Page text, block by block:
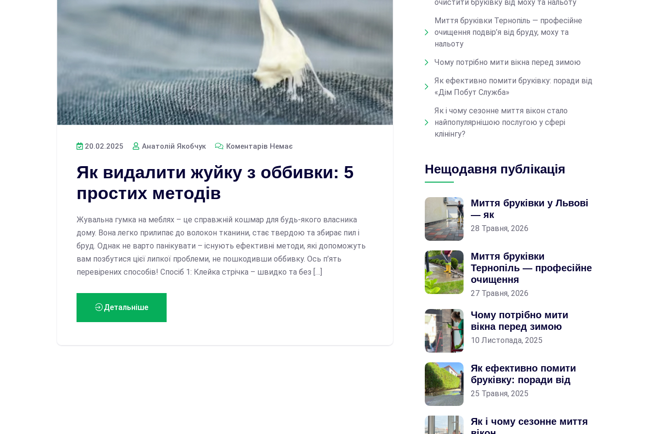
20.02.2025 Анатолій Якобчук Коментарів Немає
Як видалити жуйку з оббивки: 5
простих методів
Жувальна гумка на меблях – це справжній кошмар для будь-якого власника
дому. Вона легко прилипає до волокон тканини, стає твердою та збирає пил і
бруд. Однак не варто панікувати – існують ефективні методи, які допоможуть
вам позбутися цієї липкої проблеми, не пошкодивши оббивку. Ось п’ять
перевірених способів! Спосіб 1: Клейка стрічка – швидко та без […]
Детальніше
очистити бруківку від моху та нальоту
Миття бруківки Тернопіль — професійне
очищення подвір’я від бруду, моху та
нальоту
Чому потрібно мити вікна перед зимою
Як ефективно помити бруківку: поради від
«Дім Побут Служба»
Як і чому сезонне миття вікон стало
найпопулярнішою послугою у сфері
клінінгу?
Нещодавня публікація
Миття бруківки у Львові
— як
28 Травня, 2026
Миття бруківки
Тернопіль — професійне
очищення
27 Травня, 2026
Чому потрібно мити
вікна перед зимою
10 Листопада, 2025
Як ефективно помити
бруківку: поради від
25 Травня, 2025
Як і чому сезонне миття